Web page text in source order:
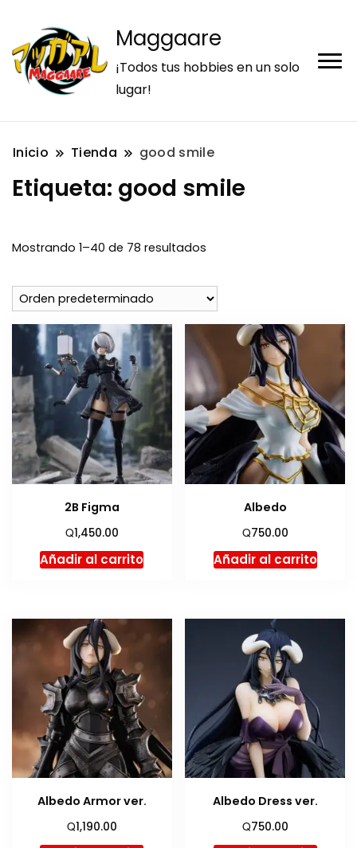
Maggaare
¡Todos tus hobbies en un solo
lugar!
Inicio Tienda good smile
Etiqueta: good smile
Mostrando 1–40 de 78 resultados
2B Figma
Q1,450.00
Añadir al carrito
Albedo
Q750.00
Añadir al carrito
Albedo Armor ver.
Q1,190.00
Albedo Dress ver.
Q750.00